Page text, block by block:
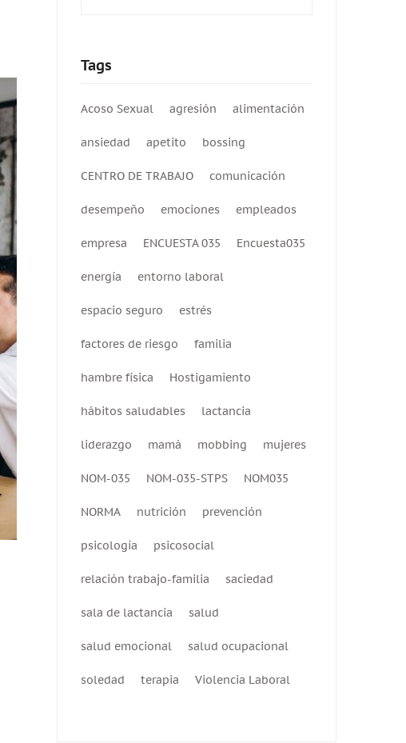
Tags
Acoso Sexual agresión alimentación
ansiedad apetito bossing
CENTRO DE TRABAJO comunicación
desempeño emociones empleados
empresa ENCUESTA 035 Encuesta035
energía entorno laboral
espacio seguro estrés
factores de riesgo familia
hambre física Hostigamiento
hábitos saludables lactancia
liderazgo mamá mobbing mujeres
NOM-035 NOM-035-STPS NOM035
NORMA nutrición prevención
psicología psicosocial
relación trabajo-familia saciedad
sala de lactancia salud
salud emocional salud ocupacional
soledad terapia Violencia Laboral